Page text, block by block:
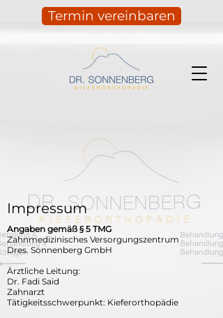
Termin vereinbaren
Impressum
Angaben gemäß § 5 TMG
Zahnmedizinisches Versorgungszentrum
Dres. Sonnenberg GmbH
Ärztliche Leitung:
Dr. Fadi Said
Zahnarzt
Tätigkeitsschwerpunkt: Kieferorthopädie